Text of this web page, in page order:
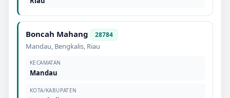
Boncah Mahang 28784
Mandau, Bengkalis, Riau
KECAMATAN
Mandau
KOTA/KABUPATEN